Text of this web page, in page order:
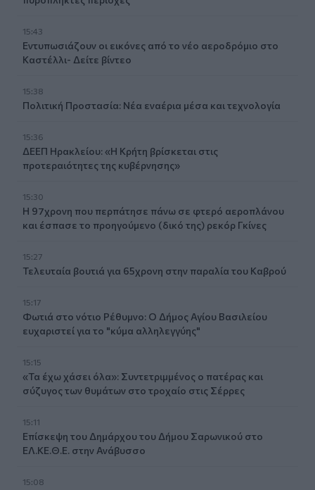
15:43
Εντυπωσιάζουν οι εικόνες από το νέο αεροδρόμιο στο
Καστέλλι- Δείτε βίντεο
15:38
Πολιτική Προστασία: Νέα εναέρια μέσα και τεχνολογία
15:36
ΔΕΕΠ Ηρακλείου: «Η Κρήτη βρίσκεται στις
προτεραιότητες της κυβέρνησης»
15:30
Η 97χρονη που περπάτησε πάνω σε φτερό αεροπλάνου
και έσπασε το προηγούμενο (δικό της) ρεκόρ Γκίνες
15:27
Τελευταία βουτιά για 65χρονη στην παραλία του Καβρού
15:17
Φωτιά στο νότιο Ρέθυμνο: Ο Δήμος Αγίου Βασιλείου
ευχαριστεί για το "κύμα αλληλεγγύης"
15:15
«Τα έχω χάσει όλα»: Συντετριμμένος ο πατέρας και
σύζυγος των θυμάτων στο τροχαίο στις Σέρρες
15:11
Επίσκεψη του Δημάρχου του Δήμου Σαρωνικού στο
ΕΛ.ΚΕ.Θ.Ε. στην Ανάβυσσο
15:08